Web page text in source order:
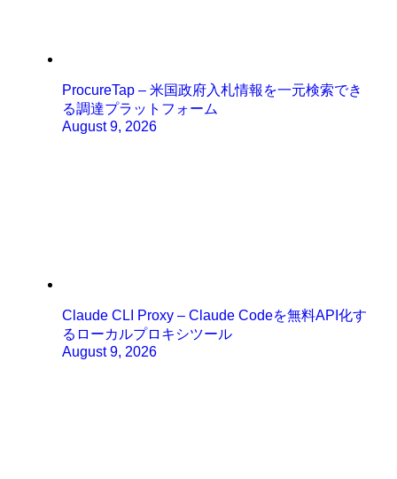
ProcureTap – 米国政府入札情報を一元検索でき
る調達プラットフォーム
August 9, 2026
Claude CLI Proxy – Claude Codeを無料API化す
るローカルプロキシツール
August 9, 2026